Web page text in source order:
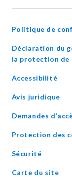
Politique de
Déclaration du
la protection de
Accessibilité
Avis juridique
Demandes
Protection des
Sécurité
Carte du site